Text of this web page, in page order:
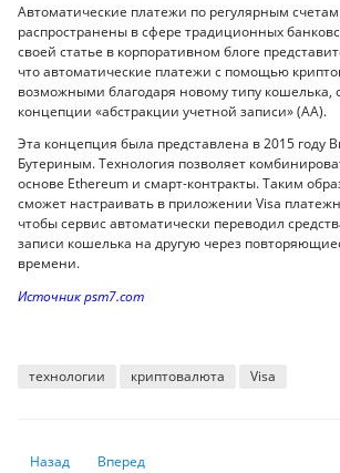
Автоматические платежи по регулярным
распространены в сфере традиционных
своей статье в корпоративном блоге
что автоматические платежи с помощью
возможными благодаря новому типу кошелька,
концепции «абстракции учетной записи» (AA).
Эта концепция была представлена в 2015 году
Бутериным. Технология позволяет
основе Ethereum и смарт-контракты. Таким
сможет настраивать в приложении Visa
чтобы сервис автоматически переводил
записи кошелька на другую через
времени.
Источник psm7.com
технологии криптовалюта Visa
Предыдущий: Курс рубля начал падать: чего
Назад Следующий: Разработан новый
Вперед